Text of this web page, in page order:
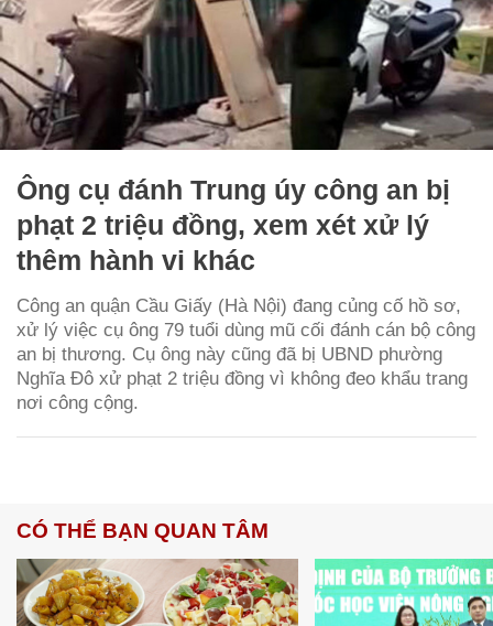
Ông cụ đánh Trung úy công an bị
phạt 2 triệu đồng, xem xét xử lý
thêm hành vi khác
Công an quận Cầu Giấy (Hà Nội) đang củng cố hồ sơ,
xử lý việc cụ ông 79 tuổi dùng mũ cối đánh cán bộ công
an bị thương. Cụ ông này cũng đã bị UBND phường
Nghĩa Đô xử phạt 2 triệu đồng vì không đeo khẩu trang
nơi công cộng.
CÓ THỂ BẠN QUAN TÂM